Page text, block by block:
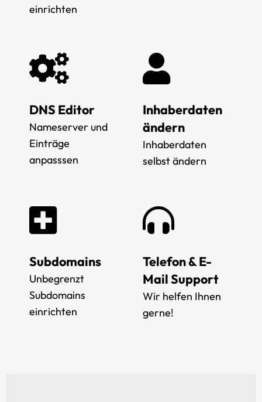
einrichten
DNS Editor
Nameserver und
Einträge
anpasssen
Inhaberdaten
ändern
Inhaberdaten
selbst ändern
Subdomains
Unbegrenzt
Subdomains
einrichten
Telefon & E-
Mail Support
Wir helfen Ihnen
gerne!